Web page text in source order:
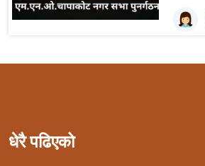
धेरै पढिएको